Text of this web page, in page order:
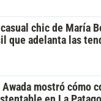
chic de María
que adelanta las
mostró cómo